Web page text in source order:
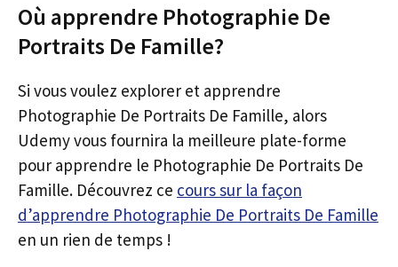
Où apprendre Photographie De
Portraits De Famille?
Si vous voulez explorer et apprendre
Photographie De Portraits De Famille, alors
Udemy vous fournira la meilleure plate-forme
pour apprendre le Photographie De Portraits De
Famille. Découvrez ce cours sur la façon
d’apprendre Photographie De Portraits De Famille
en un rien de temps !